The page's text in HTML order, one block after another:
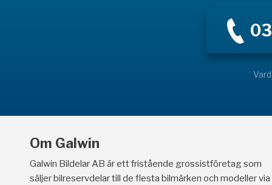
Om Galwin
Galwin Bildelar AB är ett fristående grossistföretag som
säljer bilreservdelar till de flesta bilmärken och modeller via